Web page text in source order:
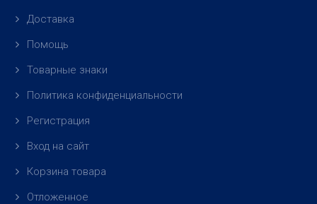
Доставка
Помощь
Товарные знаки
Политика конфиденциальности
Регистрация
Вход на сайт
Корзина товара
Отложенное